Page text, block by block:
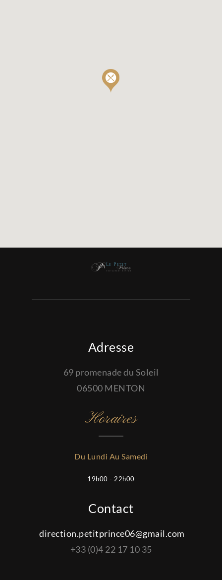
Adresse
69 promenade du Soleil
06500 MENTON
Horaires
Du Lundi Au Samedi
19h00 - 22h00
Contact
direction.petitprince06@gmail.com
+33 (0)4 22 17 10 35